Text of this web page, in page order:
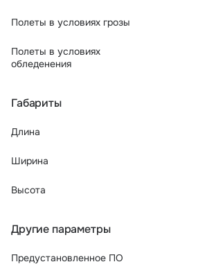
Полеты в условиях грозы
Полеты в условиях
обледенения
Габариты
Длина
Ширина
Высота
Другие параметры
Предустановленное ПО